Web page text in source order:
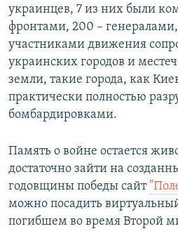
украинцев, 7 из них были
фронтами, 200 –
участниками движения
украинских городов и
земли, такие города, как
практически полностью
бомбардировками.
Память о войне остается
достаточно зайти на
годовщины победы сайт
можно посадить
погибшем во время Второй